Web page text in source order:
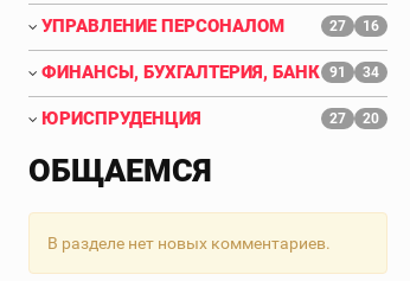
УПРАВЛЕНИЕ ПЕРСОНАЛОМ 16
27
ФИНАНСЫ, БУХГАЛТЕРИЯ, БАНК 34
91
ЮРИСПРУДЕНЦИЯ 20
27
ОБЩАЕМСЯ
В разделе нет новых комментариев.